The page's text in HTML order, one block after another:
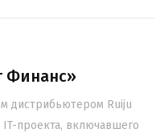
Финанс»
дистрибьютером Ruiju
IT-проекта, включавшего